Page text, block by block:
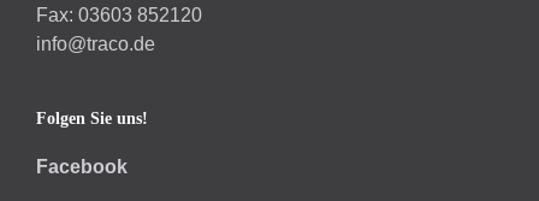
Fax: 03603 852120
info@traco.de
Folgen Sie uns!
Facebook